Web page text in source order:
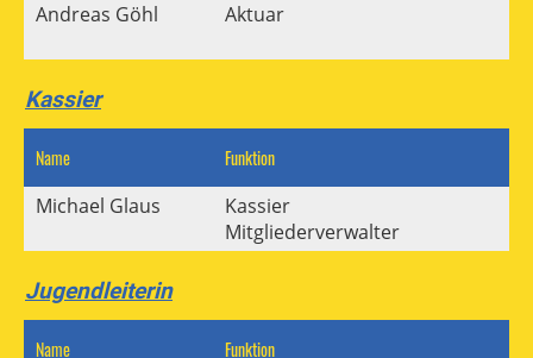
Andreas Göhl Aktuar
Kassier
Name Funktion
Michael Glaus
Kassier
Mitgliederverwalter
Jugendleiterin
Name Funktion